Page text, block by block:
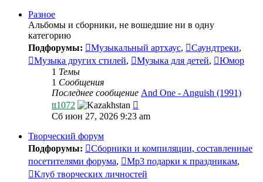
Разное
Альбомы и сборники, не вошедшие ни в одну
категорию
Подфорумы:
Музыкальный артхаус, Саундтреки,
Музыка других стилей, Музыка для детей,
Юмор
1 Темы
1 Сообщения
Последнее сообщение And One - Anguish (1991)
tt1072
к
Сб июн 27, 2026 9:23 am
Творческий форум
Подфорумы:
Сборники и компиляции, составленные
посетителями форума, Mp3 подарки к праздникам,
Клуб творческих личностей